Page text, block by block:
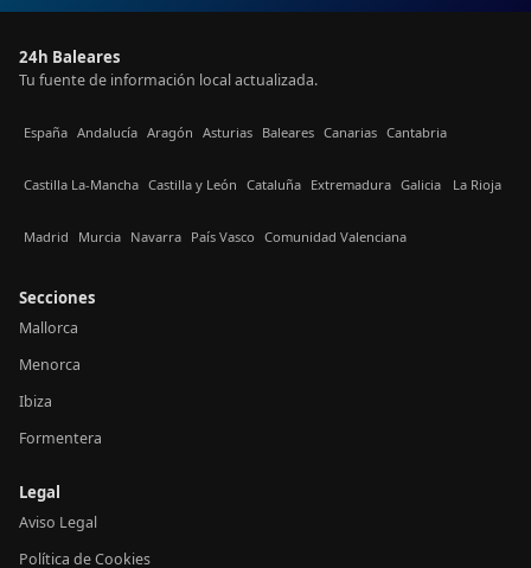
24h Baleares
Tu fuente de información local actualizada.
España Andalucía Aragón Asturias Baleares Canarias Cantabria
Castilla La-Mancha Castilla y León Cataluña Extremadura Galicia La Rioja
Madrid Murcia Navarra País Vasco Comunidad Valenciana
Secciones
Mallorca
Menorca
Ibiza
Formentera
Legal
Aviso Legal
Política de Cookies